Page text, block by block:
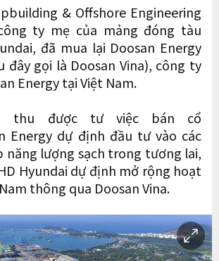
& Offshore Engineering
ty mẹ của mảng đóng tàu
đã mua lại Doosan Energy
đây gọi là Doosan Vina), công ty
Energy tại Việt Nam.
thu được tư việc bán cổ
Energy dự định đầu tư vào các
năng lượng sạch trong tương lai,
Hyundai dự định mở rộng hoạt
thông qua Doosan Vina.